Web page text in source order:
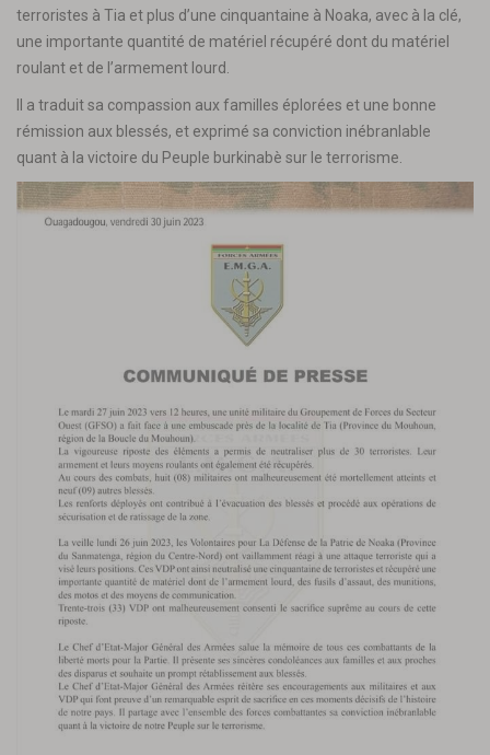
terroristes à Tia et plus d’une cinquantaine à Noaka, avec à la clé,
une importante quantité de matériel récupéré dont du matériel
roulant et de l’armement lourd.
Il a traduit sa compassion aux familles éplorées et une bonne
rémission aux blessés, et exprimé sa conviction inébranlable
quant à la victoire du Peuple burkinabè sur le terrorisme.